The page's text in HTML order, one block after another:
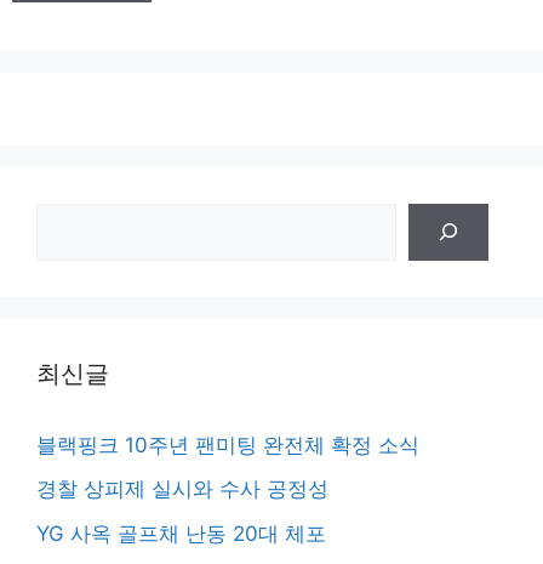
최신글
블랙핑크 10주년 팬미팅 완전체 확정 소식
경찰 상피제 실시와 수사 공정성
YG 사옥 골프채 난동 20대 체포